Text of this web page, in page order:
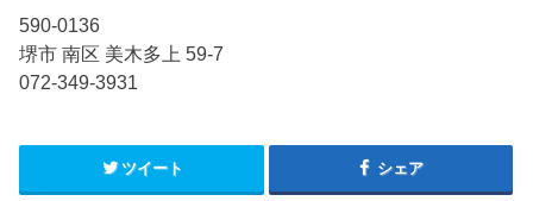
590-0136
堺市 南区 美木多上 59-7
072-349-3931
ツイート シェア